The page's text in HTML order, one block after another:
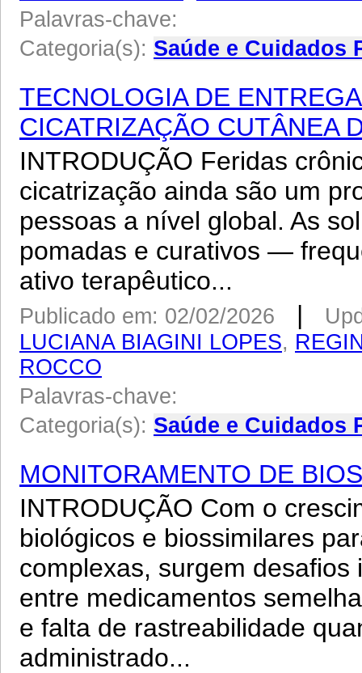
Palavras-chave:
Categoria(s): Saúde e Cuidados
TECNOLOGIA DE
CICATRIZAÇÃO CUTÂNEA
INTRODUÇÃO Feridas
cicatrização ainda são um
pessoas a nível global. As
pomadas e curativos —
ativo terapêutico...
Publicado em: 02/02/2026 |
LUCIANA BIAGINI LOPES,
ROCCO
Palavras-chave:
Categoria(s): Saúde e Cuidados
MONITORAMENTO DE
INTRODUÇÃO Com o
biológicos e biossimilares
complexas, surgem
entre medicamentos
e falta de rastreabilidade
administrado...